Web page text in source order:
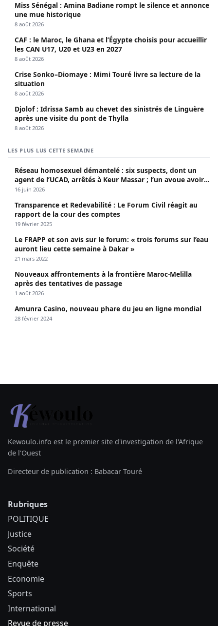
Miss Sénégal : Amina Badiane rompt le silence et annonce
une mue historique
8 août 2026
CAF : le Maroc, le Ghana et l’Égypte choisis pour accueillir
les CAN U17, U20 et U23 en 2027
8 août 2026
Crise Sonko–Diomaye : Mimi Touré livre sa lecture de la
situation
8 août 2026
Djolof : Idrissa Samb au chevet des sinistrés de Linguère
après une visite du pont de Thylla
8 août 2026
LES PLUS LUS CETTE SEMAINE
Réseau homosexuel démantelé : six suspects, dont un
agent de l’UCAD, arrêtés à Keur Massar ; l’un avoue avoir
propagé le VIH depuis 2018
16 juin 2026
Transparence et Redevabilité : Le Forum Civil réagit au
rapport de la cour des comptes
19 février 2025
Le FRAPP et son avis sur le forum: « trois forums sur l’eau
auront lieu cette semaine à Dakar »
21 mars 2022
Nouveaux affrontements à la frontière Maroc-Melilla
après des tentatives de passage
1 août 2026
Amunra Casino, nouveau phare du jeu en ligne mondial
28 février 2024
Kewoulo.info est le premier site d'investigation de l'Afrique
de l'Ouest
Directeur de publication : Babacar Touré
Rubriques
POLITIQUE
Justice
Société
Enquête
Economie
Sports
International
Revue de presse